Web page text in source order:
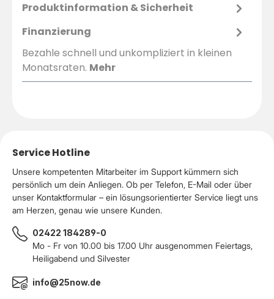
Produktinformation & Sicherheit
Finanzierung
Bezahle schnell und unkompliziert in kleinen
Monatsraten. Mehr
Service Hotline
Unsere kompetenten Mitarbeiter im Support kümmern sich
persönlich um dein Anliegen. Ob per Telefon, E-Mail oder über
unser Kontaktformular – ein lösungsorientierter Service liegt uns
am Herzen, genau wie unsere Kunden.
02422 184289-0
Mo - Fr von 10.00 bis 17.00 Uhr ausgenommen Feiertags,
Heiligabend und Silvester
info@25now.de